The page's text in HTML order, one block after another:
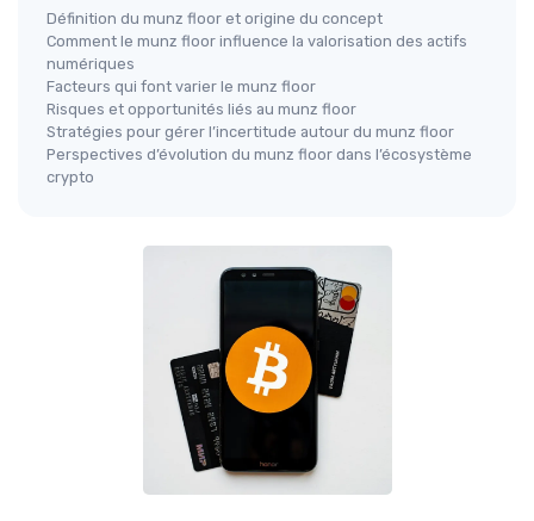
Définition du munz floor et origine du concept
Comment le munz floor influence la valorisation des actifs
numériques
Facteurs qui font varier le munz floor
Risques et opportunités liés au munz floor
Stratégies pour gérer l’incertitude autour du munz floor
Perspectives d’évolution du munz floor dans l’écosystème
crypto